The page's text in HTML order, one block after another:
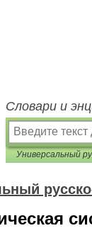
Словари и